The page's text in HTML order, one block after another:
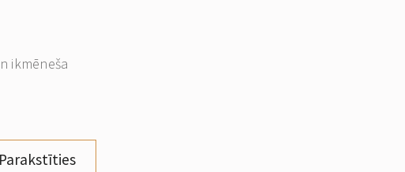
ikmēneša
Parakstīties